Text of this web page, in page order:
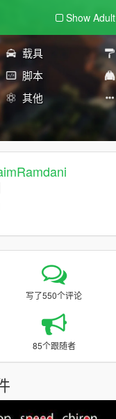
Show Adult
载具
脚本
其他
写了550个评论
85个跟随者